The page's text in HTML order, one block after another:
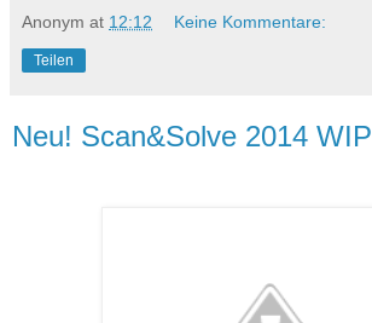
Anonym at 12:12 Keine Kommentare:
Teilen
Neu! Scan&Solve 2014 WIP